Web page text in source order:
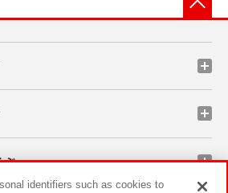
ぶ
identifiers such as cookies to